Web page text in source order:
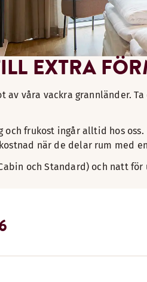
EXTRA
av våra vackra grannländer.
och frukost ingår alltid hos
när de delar rum med
och Standard) och natt